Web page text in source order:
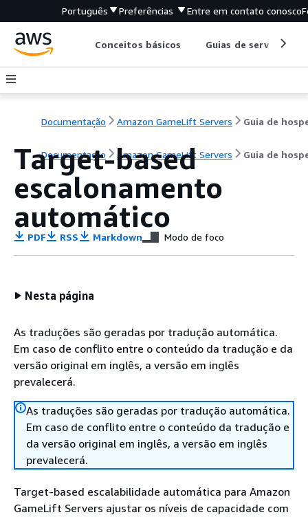
Português Preferências Entre em contato conosco
Conceitos básicos Guias de serviço
Documentação Amazon GameLift Servers
Documentação Amazon GameLift Servers Guia de
Target-based
escalonamento
automático
PDF RSS Markdown Modo de foco
Nesta página
As traduções são geradas por tradução automática.
Em caso de conflito entre o conteúdo da tradução e da
versão original em inglês, a versão em inglês
prevalecerá.
As traduções são geradas por tradução automática.
Em caso de conflito entre o conteúdo da tradução e
da versão original em inglês, a versão em inglês
prevalecerá.
Target-based escalabilidade automática para Amazon
GameLift Servers ajustar os níveis de capacidade com